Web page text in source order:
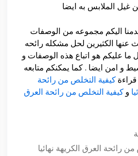
غيل الملابس به ايضا
اليكم مجموعه من الوصفات
عنها الكثيرين لحل مشكله رائحه
ما عليكم هو اتباع هذه الوصفات و
و امن ايضا . كما يمكنكم متابعه
كيفية التخلص من رائحة
و كيفية التخلص من رائحة العرق
رائحة العرق الكريهة نهائيا